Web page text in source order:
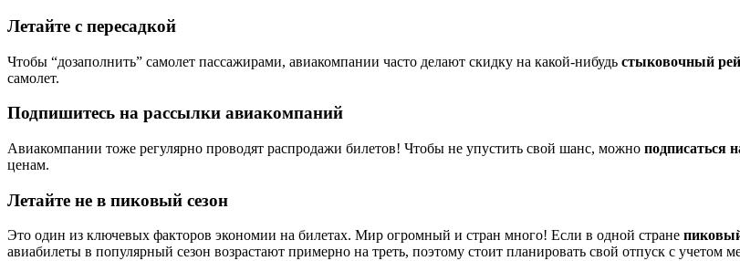
Летайте с пересадкой
Чтобы “дозаполнить” самолет пассажирами, авиакомпании часто делают скидку на какой-нибудь стыковочный
самолет.
Подпишитесь на рассылки авиакомпаний
Авиакомпании тоже регулярно проводят распродажи билетов! Чтобы не упустить свой шанс, можно подписаться
ценам.
Летайте не в пиковый сезон
Это один из ключевых факторов экономии на билетах. Мир огромный и стран много! Если в одной стране
авиабилеты в популярный сезон возрастают примерно на треть, поэтому стоит планировать свой отпуск с учетом